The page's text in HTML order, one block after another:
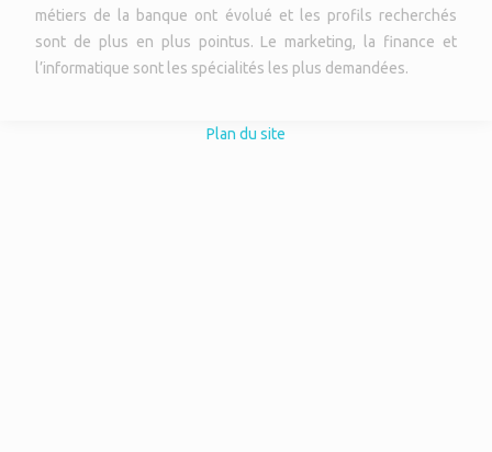
métiers de la banque ont évolué et les profils recherchés
sont de plus en plus pointus. Le marketing, la finance et
l’informatique sont les spécialités les plus demandées.
Plan du site